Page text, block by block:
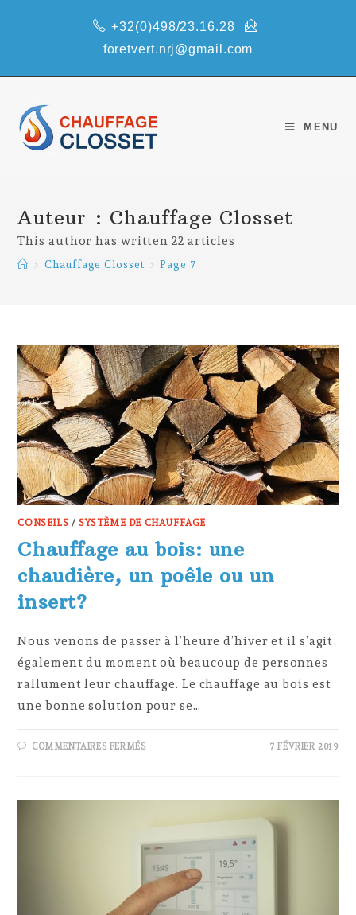
+32(0)498/23.16.28
foretvert.nrj@gmail.com
MENU
Auteur : Chauffage Closset
This author has written 22 articles
> Chauffage Closset > Page 7
CONSEILS /SYSTÈME DE CHAUFFAGE
Chauffage au bois: une
chaudière, un poêle ou un
insert?
Nous venons de passer à l’heure d’hiver et il s’agit
également du moment où beaucoup de personnes
rallument leur chauffage. Le chauffage au bois est
une bonne solution pour se…
COMMENTAIRES FERMÉSSUR
OU
INSERT?
7 FÉVRIER 2019